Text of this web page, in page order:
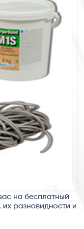
на бесплатный
разновидности и